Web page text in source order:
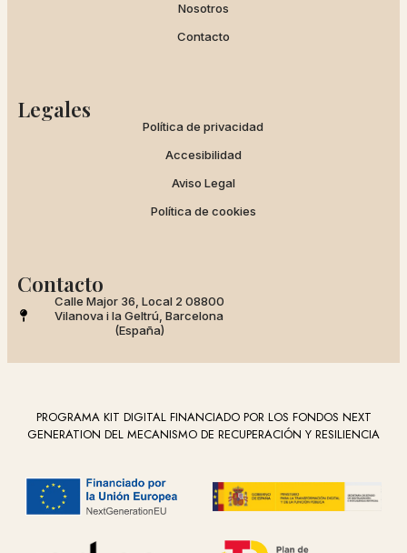
Nosotros
Contacto
Legales
Política de privacidad
Accesibilidad
Aviso Legal
Política de cookies
Contacto
Calle Major 36, Local 2 08800
Vilanova i la Geltrú, Barcelona
(España)
PROGRAMA KIT DIGITAL FINANCIADO POR LOS FONDOS NEXT
GENERATION DEL MECANISMO DE RECUPERACIÓN Y RESILIENCIA